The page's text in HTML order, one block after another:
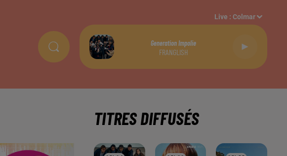
Live :Colmar
Generation Impolie
FRANGLISH
TITRES DIFFUSÉS